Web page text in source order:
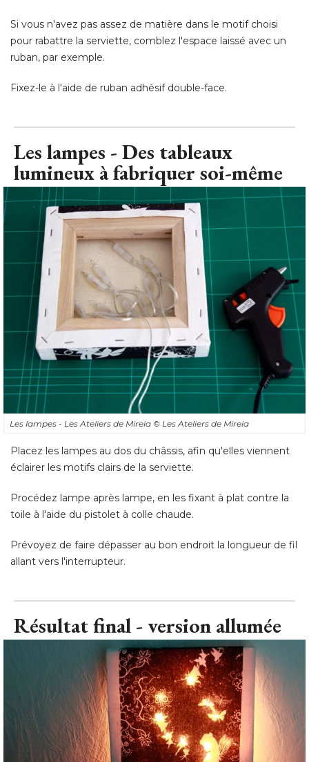
Fixez-le à l'aide de ruban adhésif double-face.
Les lampes - Des tableaux
Les lampes - Les Ateliers de Mireia© Les Ateliers de Mireia
Placez les lampes au dos du châssis, afin qu'elles viennent
éclairer les motifs clairs de la serviette.
Procédez lampe après lampe, en les fixant à plat contre la
toile à l'aide du pistolet à colle chaude.
allant vers l'interrupteur.
Résultat final - version allumée